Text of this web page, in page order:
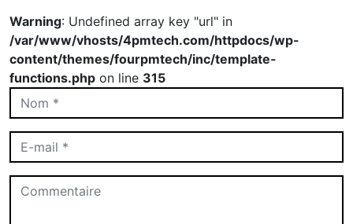
Warning: Undefined array key "url" in
/var/www/vhosts/4pmtech.com/httpdocs/wp-
content/themes/fourpmtech/inc/template-
functions.php on line 315